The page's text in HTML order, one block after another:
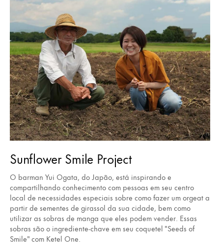
Sunflower Smile Project
O barman Yui Ogata, do Japão, está inspirando e
compartilhando conhecimento com pessoas em seu centro
local de necessidades especiais sobre como fazer um orgeat a
partir de sementes de girassol da sua cidade, bem como
utilizar as sobras de manga que eles podem vender. Essas
sobras são o ingrediente-chave em seu coquetel "Seeds of
Smile" com Ketel One.